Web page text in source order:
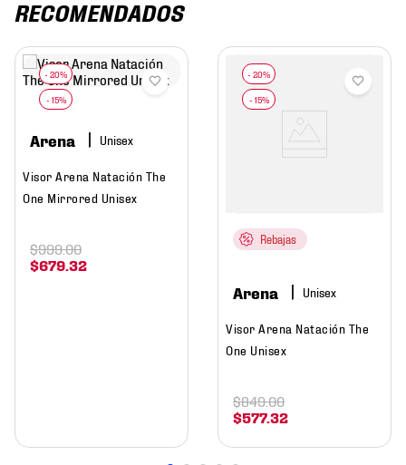
RECOMENDADOS
Arena
Visor Arena Natación The
One Mirrored Unisex
$679 32
$999.00
Rebajas
Arena
Visor Arena Natación The
One Unisex
$577.32
$849.00